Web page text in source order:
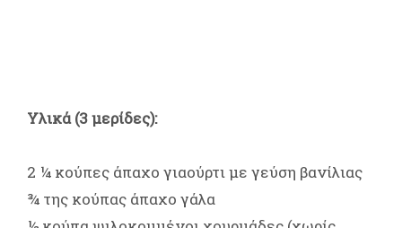
Υλικά (3 μερίδες):
2 ¼ κούπες άπαχο γιαούρτι με γεύση βανίλιας
¾ της κούπας άπαχο γάλα